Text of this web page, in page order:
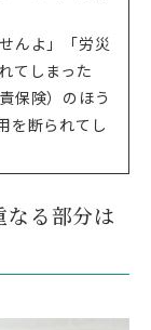
んよ」「労災
てしまった
保険）のほう
を断られてし
る部分は